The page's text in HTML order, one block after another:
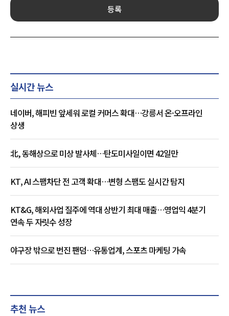
등록
실시간 뉴스
네이버, 해피빈 앞세워 로컬 커머스 확대…강릉서 온·오프라인
상생
北, 동해상으로 미상 발사체…탄도미사일이면 42일만
KT, AI 스팸차단 전 고객 확대…변형 스팸도 실시간 탐지
KT&G, 해외사업 질주에 역대 상반기 최대 매출…영업익 4분기
연속 두 자릿수 성장
야구장 밖으로 번진 팬덤…유통업계, 스포츠 마케팅 가속
추천 뉴스